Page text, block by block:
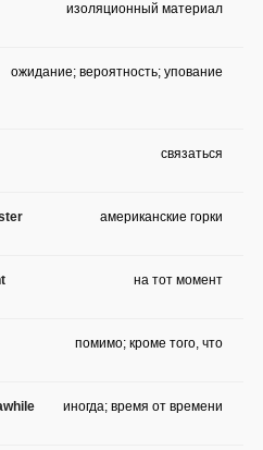
изоляционный материал
ожидание; вероятность; упование
связаться
американские горки
на тот момент
помимо; кроме того, что
иногда; время от времени